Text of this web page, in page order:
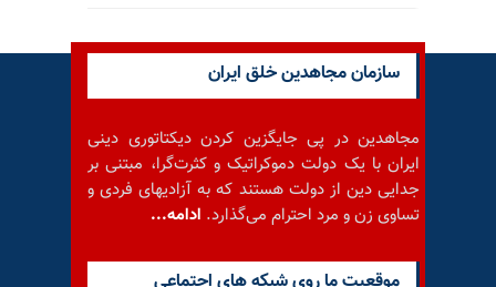
سازمان مجاهدین خلق ایران
مجاهدین در پی جایگزین کردن دیکتاتوری دینی
ایران با یک دولت دموکراتیک و کثرت‌گرا، مبتنی بر
جدایی دین از دولت هستند که به آزادیهای فردی و
تساوی زن و مرد احترام می‌گذارد. ادامه...